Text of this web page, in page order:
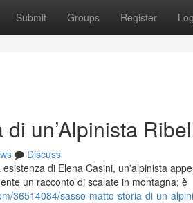
Submit Groups Register
un’Alpinista
Discuss
di Elena Casini, un'alpinista
un racconto di scalate in montagna; è
36514084/sasso-matto-storia-di-un-